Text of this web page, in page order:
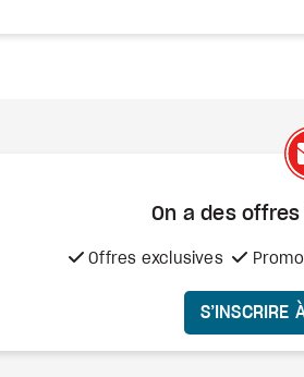
On a des offres
Offres exclusives
S’INSCRIRE